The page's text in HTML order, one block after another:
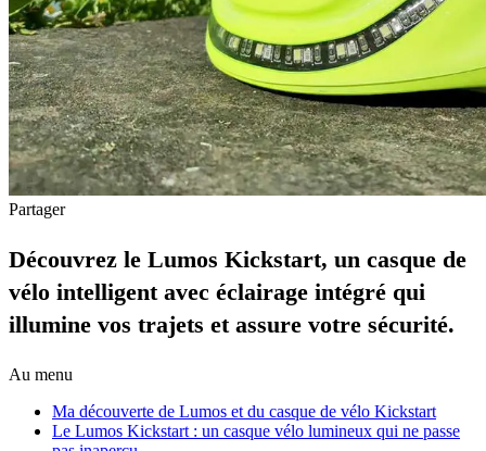
Partager
Découvrez le Lumos Kickstart, un casque de
vélo intelligent avec éclairage intégré qui
illumine vos trajets et assure votre sécurité.
Au menu
Ma découverte de Lumos et du casque de vélo Kickstart
Le Lumos Kickstart : un casque vélo lumineux qui ne passe